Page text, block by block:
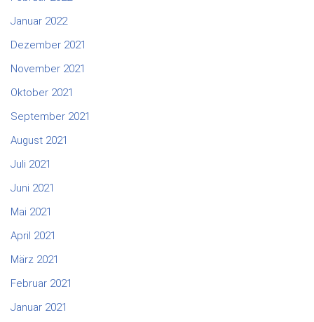
Januar 2022
Dezember 2021
November 2021
Oktober 2021
September 2021
August 2021
Juli 2021
Juni 2021
Mai 2021
April 2021
März 2021
Februar 2021
Januar 2021